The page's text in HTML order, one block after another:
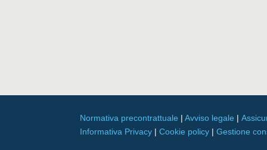
Normativa precontrattuale |Avviso legale |
Informativa Privacy |Cookie policy |Gestione